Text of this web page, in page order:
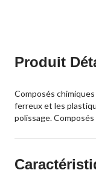
Produit
Composés
ferreux et les
polissage.